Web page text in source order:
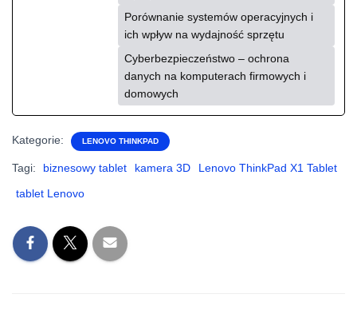
Porównanie systemów operacyjnych i
ich wpływ na wydajność sprzętu
Cyberbezpieczeństwo – ochrona
danych na komputerach firmowych i
domowych
Kategorie: LENOVO THINKPAD
Tagi: biznesowy tablet kamera 3D
Lenovo ThinkPad X1 Tablet
tablet Lenovo